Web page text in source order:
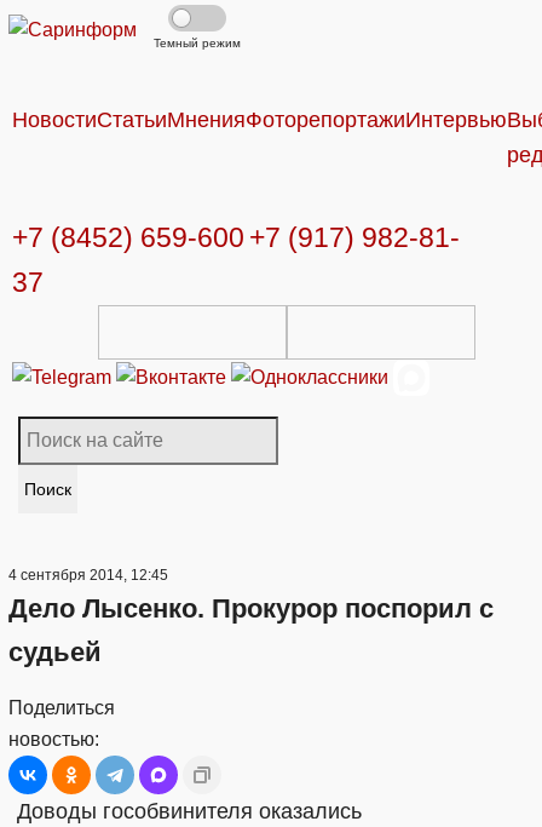
Темный режим
НовостиСтатьиМненияФоторепортажиИнтервью
+7 (8452) 659-600 +7 (917) 982-81-
37
Поиск
4 сентября 2014, 12:45
Дело Лысенко. Прокурор поспорил с
судьей
Поделиться
новостью:
Доводы гособвинителя оказались